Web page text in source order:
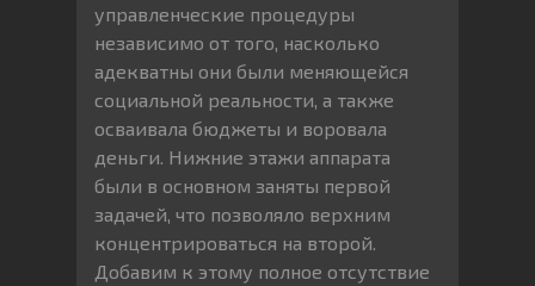
управленческие процедуры
независимо от того, насколько
адекватны они были меняющейся
социальной реальности, а также
осваивала бюджеты и воровала
деньги. Нижние этажи аппарата
были в основном заняты первой
задачей, что позволяло верхним
концентрироваться на второй.
Добавим к этому полное отсутствие